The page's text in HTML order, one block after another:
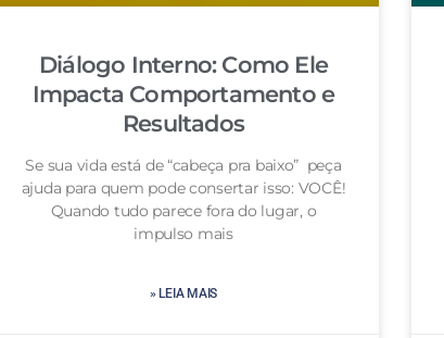
Diálogo Interno: Como Ele
Impacta Comportamento e
Resultados
Se sua vida está de “cabeça pra baixo” peça
ajuda para quem pode consertar isso: VOCÊ!
Quando tudo parece fora do lugar, o
impulso mais
» LEIA MAIS